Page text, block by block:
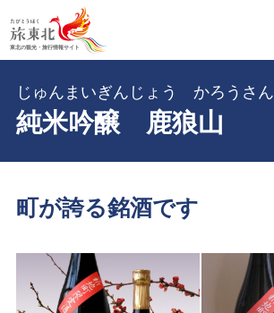
純米吟醸 鹿狼山
じゅんまいぎんじょう かろうさん
町が誇る銘酒です